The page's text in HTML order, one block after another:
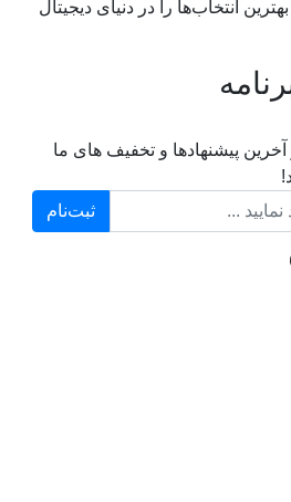
انتخاب‌ها را در دنیای دیجیتال
پیشنهادها و تخفیف های ما
ثبت‌نام